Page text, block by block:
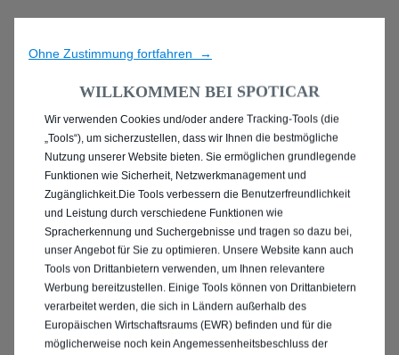
ENTDECKEN SIE ALLE
MIT BENZIN / MILD-
HYBRID ANTRIEB IN
PULHEIM
Ohne Zustimmung fortfahren →
WILLKOMMEN BEI SPOTICAR
Wir verwenden Cookies und/oder andere Tracking-Tools (die
„Tools“), um sicherzustellen, dass wir Ihnen die bestmögliche
Nutzung unserer Website bieten. Sie ermöglichen grundlegende
Funktionen wie Sicherheit, Netzwerkmanagement und
Zugänglichkeit.Die Tools verbessern die Benutzerfreundlichkeit
und Leistung durch verschiedene Funktionen wie
Spracherkennung und Suchergebnisse und tragen so dazu bei,
unser Angebot für Sie zu optimieren. Unsere Website kann auch
Tools von Drittanbietern verwenden, um Ihnen relevantere
Werbung bereitzustellen. Einige Tools können von Drittanbietern
verarbeitet werden, die sich in Ländern außerhalb des
Europäischen Wirtschaftsraums (EWR) befinden und für die
möglicherweise noch kein Angemessenheitsbeschluss der